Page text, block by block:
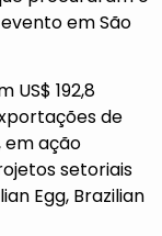
em São
US$ 192,8
de
em ação
setoriais
Egg, Brazilian